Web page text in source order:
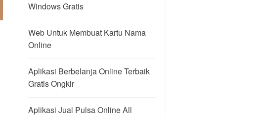
Windows Gratis
Web Untuk Membuat Kartu Nama
Online
Aplikasi Berbelanja Online Terbaik
Gratis Ongkir
Aplikasi Jual Pulsa Online All